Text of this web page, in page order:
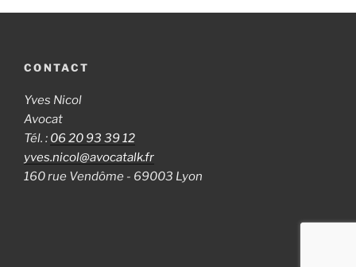
CONTACT
Yves Nicol
Avocat
Tél. : 06 20 93 39 12
yves.nicol@avocatalk.fr
160 rue Vendôme - 69003 Lyon